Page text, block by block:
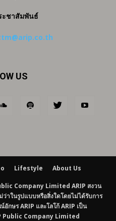
ะชาสัมพันธ์
US
Lifestyle About Us
Company Limited ARIP สงวน
าในรูปแบบหรือสิ่งใดโดยไม่ได้รับการ
กษร ARIP และโลโก้ ARIP เป็น
Public Company Limited